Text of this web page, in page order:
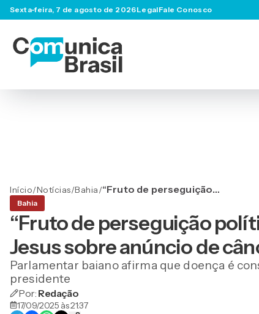
Sexta-feira, 7 de agosto de 2026LegalFale Conosco
Início/Notícias/Bahia/“Fruto de perseguição
Leandro de Jesus sobre
anúncio de câncer de
Bolsonaro
Bahia
“Fruto de perseguição
Jesus sobre anúncio de
Parlamentar baiano afirma que doença é
presidente
Por: Redação
17/09/2025 às 21:37